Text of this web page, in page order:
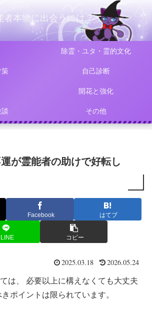
者本物に出会うには？
除霊・ユタ・霊的文化
策 自己診断
開花と強化
その他
が霊能者の助けで好転し
Facebook はてブ
LINE コピー
2025.03.18 2026.05.24
は、 必要以上に構えなくても大丈夫
ポイントは限られています。